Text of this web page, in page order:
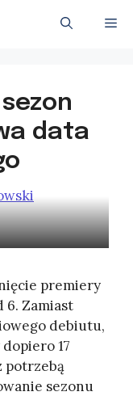
data
premiery
Zamiast
debiutu,
17
potrzebą
sezonu